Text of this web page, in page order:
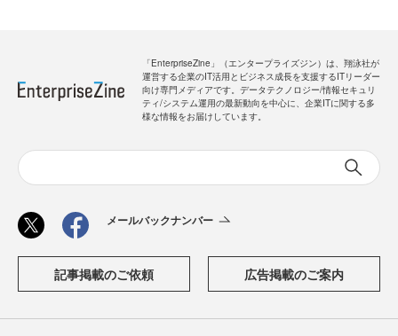
「EnterpriseZine」（エンタープライズジン）は、翔泳社が
運営する企業のIT活用とビジネス成長を支援するITリーダー
向け専門メディアです。データテクノロジー/情報セキュリ
ティ/システム運用の最新動向を中心に、企業ITに関する多
様な情報をお届けしています。
メールバックナンバー
記事掲載のご依頼 広告掲載のご案内